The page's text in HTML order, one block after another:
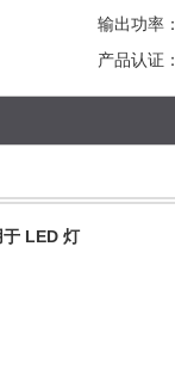
输出功率：
产品认证：
LED 灯